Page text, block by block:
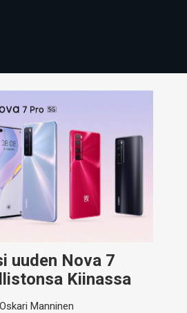
uuden Nova 7
Kiinassa
Oskari Manninen